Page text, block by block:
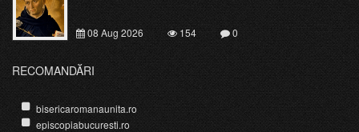
08 Aug 2026 154 0
RECOMANDĂRI
bisericaromanaunita.ro
episcopiabucuresti.ro